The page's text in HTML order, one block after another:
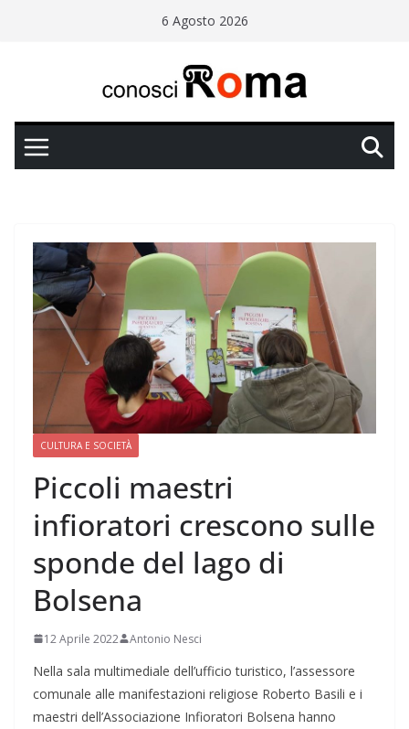
6 Agosto 2026
CULTURA E SOCIETÀ
Piccoli maestri
infioratori crescono sulle
sponde del lago di
Bolsena
12 Aprile 2022 Antonio Nesci
Nella sala multimediale dell’ufficio turistico, l’assessore
comunale alle manifestazioni religiose Roberto Basili e i
maestri dell’Associazione Infioratori Bolsena hanno